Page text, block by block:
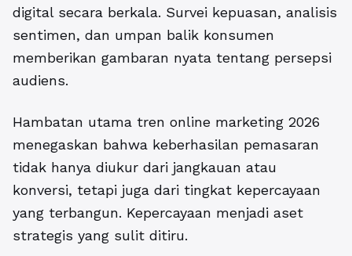
digital secara berkala. Survei kepuasan, analisis
sentimen, dan umpan balik konsumen
memberikan gambaran nyata tentang persepsi
audiens.
Hambatan utama tren online marketing 2026
menegaskan bahwa keberhasilan pemasaran
tidak hanya diukur dari jangkauan atau
konversi, tetapi juga dari tingkat kepercayaan
yang terbangun. Kepercayaan menjadi aset
strategis yang sulit ditiru.